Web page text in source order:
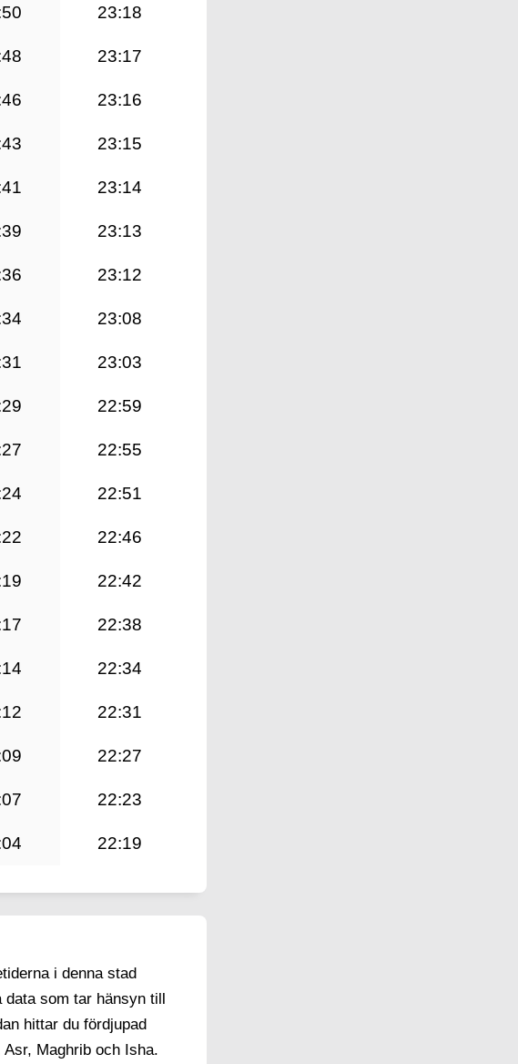
23:18
23:17
23:16
23:15
23:14
23:13
23:12
23:08
23:03
22:59
22:55
22:51
22:46
22:42
22:38
22:34
22:31
22:27
22:23
22:19
i denna stad
som tar hänsyn till
hittar du fördjupad
Maghrib och Isha.